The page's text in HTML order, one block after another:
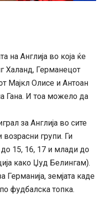
на Англија во која ќе
Халанд, Германецот
Мајкл Олисе и Антоан
Гана. И тоа можело да
за Англија во сите
групи. Ги
15, 16, 17 и млади до
како Џуд Белингам).
Германија, земјата каде
фудбалска топка.